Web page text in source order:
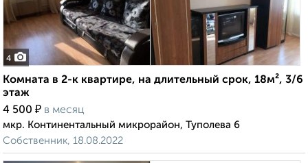
4
Комната в 2-к квартире, на длительный срок, 18м², 3/6
этаж
4 500 ₽ в месяц
мкр. Континентальный микрорайон, Туполева 6
Собственник, 18.08.2022